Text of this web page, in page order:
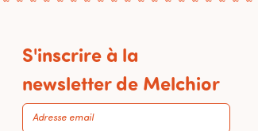
S'inscrire à la
newsletter de Melchior